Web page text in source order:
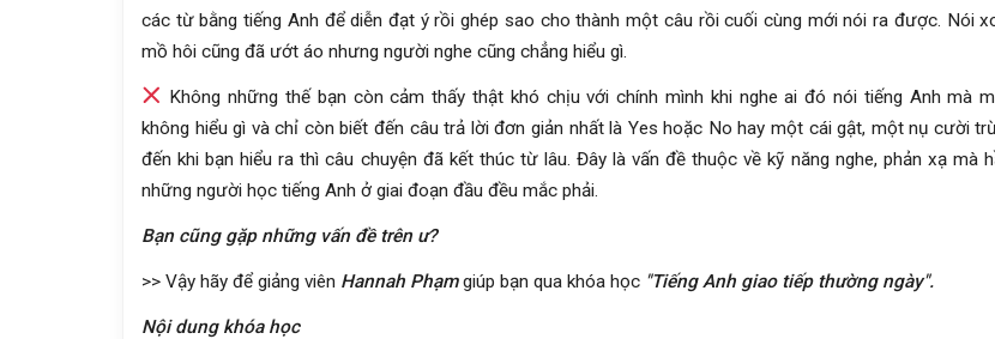
các từ bằng tiếng Anh để diễn đạt ý rồi ghép sao cho thành một câu rồi cuối cùng mới nói ra được. Nói
mồ hôi cũng đã ướt áo nhưng người nghe cũng chẳng hiểu gì.
Không những thế bạn còn cảm thấy thật khó chịu với chính mình khi nghe ai đó nói tiếng Anh mà
không hiểu gì và chỉ còn biết đến câu trả lời đơn giản nhất là Yes hoặc No hay một cái gật, một nụ cười
đến khi bạn hiểu ra thì câu chuyện đã kết thúc từ lâu. Đây là vấn đề thuộc về kỹ năng nghe, phản xạ mà
những người học tiếng Anh ở giai đoạn đầu đều mắc phải.
Bạn cũng gặp những vấn đề trên ư?
>> Vậy hãy để giảng viên Hannah Phạmgiúp bạn qua khóa học "Tiếng Anh giao tiếp thường ngày".
Nội dung khóa học